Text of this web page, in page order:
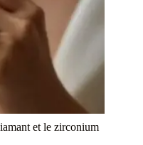
et le zirconium